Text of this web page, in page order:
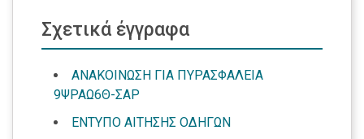
Σχετικά έγγραφα
ΑΝΑΚΟΙΝΩΣΗ ΓΙΑ ΠΥΡΑΣΦΑΛΕΙΑ
9ΨΡΑΩ6Θ-ΣΑΡ
ΕΝΤΥΠΟ ΑΙΤΗΣΗΣ ΟΔΗΓΩΝ